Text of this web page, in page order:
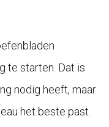
te starten. Dat is
nodig heeft, maar
het beste past.